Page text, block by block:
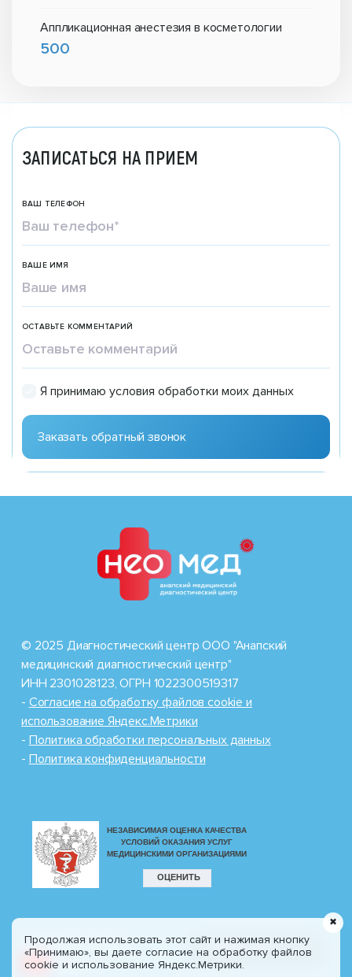
Аппликационная анестезия в косметологии
500
ЗАПИСАТЬСЯ НА ПРИЕМ
ВАШ ТЕЛЕФОН
ВАШЕ ИМЯ
ОСТАВЬТЕ КОММЕНТАРИЙ
Я принимаю условия обработки моих данных
© 2025 Диагностический центр ООО "Анапский
медицинский диагностический центр"
ИНН 2301028123, ОГРН 1022300519317
- Cогласие на обработку файлов cookie и
использование Яндекс.Метрики
- Политика обработки персональных данных
- Политика конфиденциальности
Разработка сайта
CIT Profi.ru
8 (800) 100-77-30
Продолжая использовать этот сайт и нажимая кнопку
«Принимаю», вы даете согласие на обработку файлов
cookie и использование Яндекс.Метрики.
✖